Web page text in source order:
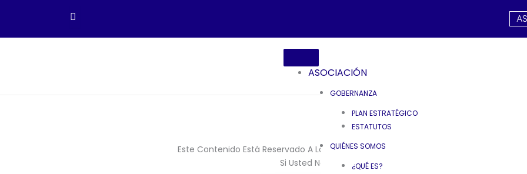
ASOCIACIÓN
GOBERNANZA
PLAN ESTRATÉGICO
ESTATUTOS
QUIÉNES SOMOS
¿QUÉ ES?
Este Contenido Está Reservado A Los Miembros Del Sitio Web. Si Usted Es Miembro,
Si Usted No Es Miembro De FESPA España, Asóciese